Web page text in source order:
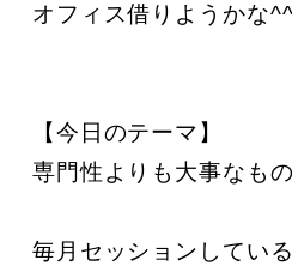
オフィス借りようかな
【今日のテーマ】
専門性よりも大事なもの
毎月セッションしている